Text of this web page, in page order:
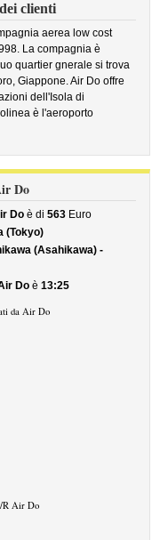
clienti
aerea low cost
La compagnia è
quartier gnerale si trova
Giappone. Air Do offre
dell'Isola di
è l'aeroporto
Do
Do è di563 Euro
(Tokyo)
(Asahikawa) -
Do è13:25
da Air Do
R Air Do